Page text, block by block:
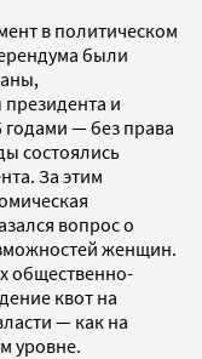
в политическом
были
и
— без права
состоялись
За этим
вопрос о
женщин.
общественно-
квот на
— как на
уровне.